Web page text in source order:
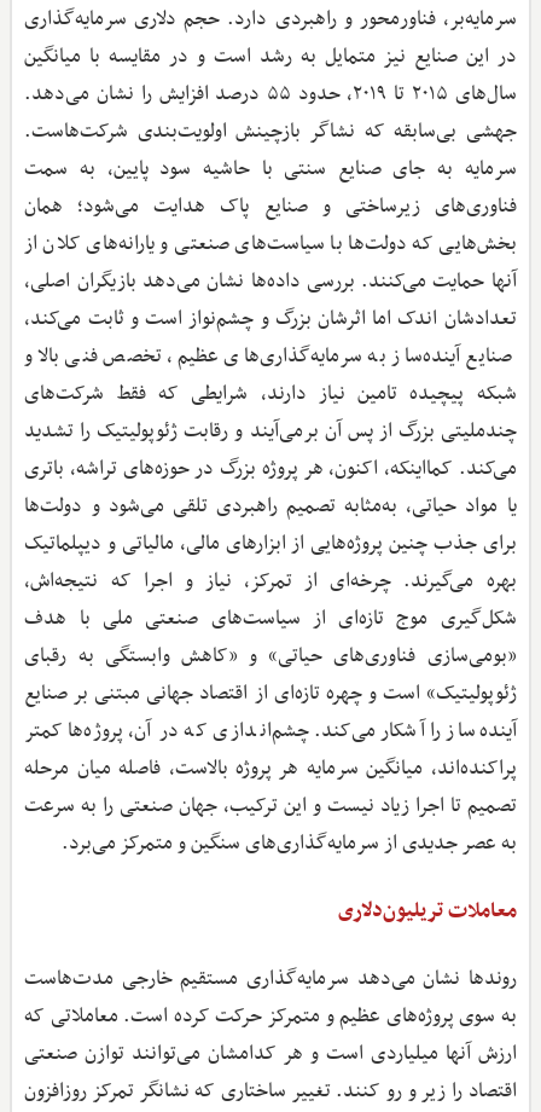
سرمایه‌بر، فناورمحور و راهبردی دارد. حجم دلاری سرمایه‌گذاری
در این صنایع نیز متمایل به رشد است و در مقایسه با میانگین
سال‌های ۲۰۱۵ تا ۲۰۱۹، حدود ۵۵ درصد افزایش را نشان می‌دهد.
جهشی بی‌سابقه که نشاگر بازچینش اولویت‌بندی شرکت‌هاست.
سرمایه به جای صنایع سنتی با حاشیه سود پایین، به سمت
فناوری‌های زیرساختی و صنایع پاک هدایت می‌شود؛ همان
بخش‌هایی که دولت‌ها با سیاست‌های صنعتی و یارانه‌های کلان از
آنها حمایت می‌کنند. بررسی داده‌ها نشان می‌دهد بازیگران اصلی،
تعدادشان اندک اما اثرشان بزرگ و چشم‌نواز است و ثابت می‌کند،
صنایع آینده‌ساز به سرمایه‌گذاری‌های عظیم، تخصص فنی بالا و
شبکه پیچیده تامین نیاز دارند، شرایطی که فقط شرکت‌های
چندملیتی بزرگ از پس آن برمی‌آیند و رقابت ژئوپولیتیک را تشدید
می‌کند. کمااینکه، اکنون، هر پروژه بزرگ در حوزه‌های تراشه، باتری
یا مواد حیاتی، به‌مثابه تصمیم راهبردی تلقی می‌شود و دولت‌ها
برای جذب چنین پروژه‌هایی از ابزارهای مالی، مالیاتی و دیپلماتیک
بهره می‌گیرند. چرخه‌ای از تمرکز، نیاز و اجرا که نتیجه‌اش،
شکل‌گیری موج تازه‌ای از سیاست‌های صنعتی ملی با هدف
«بومی‌سازی فناوری‌های حیاتی» و «کاهش وابستگی به رقبای
ژئوپولیتیک» است و چهره تازه‌ای از اقتصاد جهانی مبتنی بر صنایع
آینده‌ساز را آشکار می‌کند. چشم‌اندازی که در آن، پروژه‌ها کمتر
پراکنده‌اند، میانگین سرمایه هر پروژه بالاست، فاصله میان مرحله
تصمیم تا اجرا زیاد نیست و این ترکیب، جهان صنعتی را به سرعت
به عصر جدیدی از سرمایه‌گذاری‌های سنگین و متمرکز می‌برد.
معاملات تریلیون‌دلاری
روندها نشان می‌دهد سرمایه‌گذاری مستقیم خارجی مدت‌هاست
به ‌سوی پروژه‌های عظیم و متمرکز حرکت کرده است. معاملاتی که
ارزش آنها میلیاردی است و هر کدامشان می‌توانند توازن صنعتی
اقتصاد را زیر و رو کنند. تغییر ساختاری که نشانگر تمرکز روزافزون